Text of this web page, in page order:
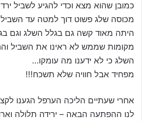
כמובן שהוא מצא וכדי להגיע לשביל
מכוסה שלג פשוט דוך למטה עד
היתה מאוד קשה גם בגלל השלג וגם
מקומות שממש לא ראינו את השביל
השלג כי לא ידענו מה עומקו…
מפחיד אבל חוויה שלא תשכח!!!
אחרי שעתיים הליכה הערפל הגענו
לנו ההפתעה הבאה – ירידה תלולה